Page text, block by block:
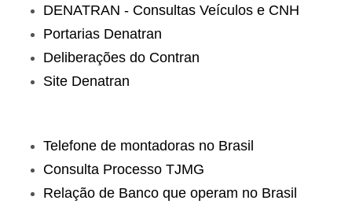
DENATRAN - Consultas Veículos e CNH
Portarias Denatran
Deliberações do Contran
Site Denatran
Telefone de montadoras no Brasil
Consulta Processo TJMG
Relação de Banco que operam no Brasil